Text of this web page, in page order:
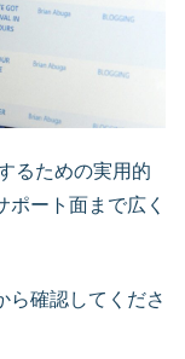
るための実用的
ート面まで広く
ら確認してくださ